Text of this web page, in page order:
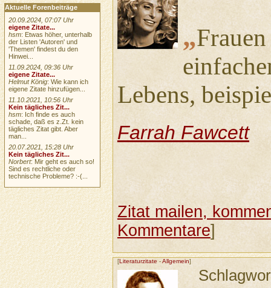
„
Lebens,
Farrah Fawcett
Zitat mailen,
Kommentare]
[Literaturzitate -Allgemein]
Aktuelle Forenbeiträge
20.09.2024, 07:07 Uhr
eigene Zitate...
hsm: Etwas höher, unterhalb
der Listen 'Autoren' und
'Themen' findest du den
Hinwei...
11.09.2024, 09:36 Uhr
eigene Zitate...
Helmut König: Wie kann ich
eigene Zitate hinzufügen...
11.10.2021, 10:56 Uhr
Kein tägliches Zit...
hsm: Ich finde es auch
schade, daß es z.Zt. kein
tägliches Zitat gibt. Aber
man...
20.07.2021, 15:28 Uhr
Kein tägliches Zit...
Norbert: Mir geht es auch so!
Sind es rechtliche oder
technische Probleme? :-(...